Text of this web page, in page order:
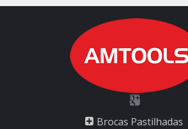
Brocas Pastilhadas